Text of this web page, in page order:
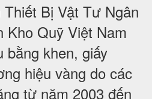
Bị Vật Tư Ngân
Kho Quỹ Việt Nam
bằng khen, giấy
hiệu vàng do các
từ năm 2003 đến